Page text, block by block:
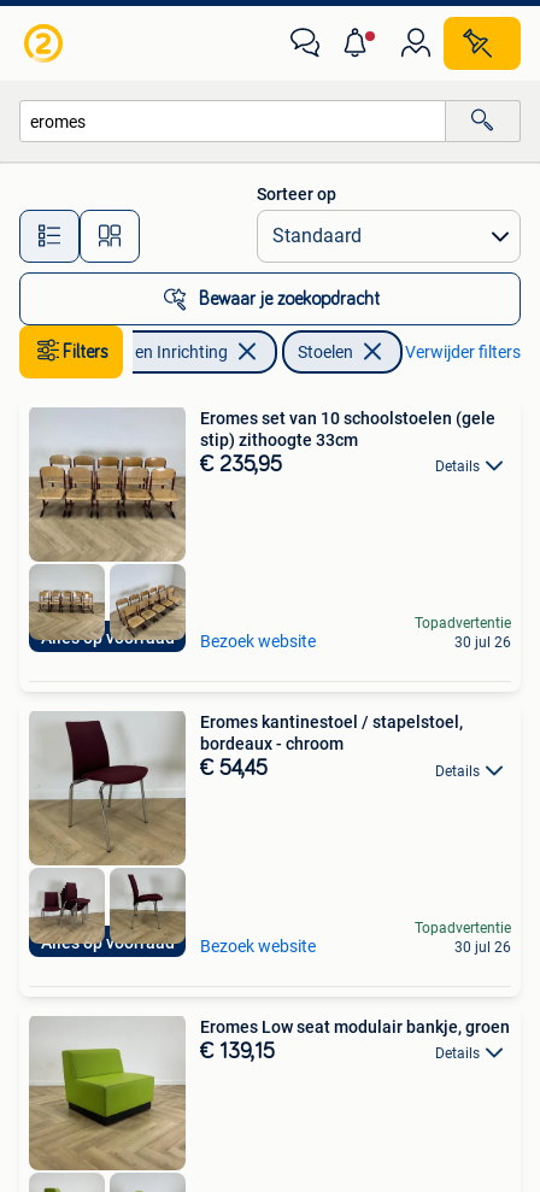
Alle afstanden…
Sorteer op
Bewaar je zoekopdracht
FiltersHuis en Inrichting Stoelen Verwijder filters
Alles op voorraad
Eromes set van 10 schoolstoelen (gele
stip) zithoogte 33cm
€ 235,95 Details
Bezoek website
Topadvertentie
30 jul 26
Alles op voorraad
Eromes kantinestoel / stapelstoel,
bordeaux - chroom
€ 54,45 Details
Bezoek website
Topadvertentie
30 jul 26
Eromes Low seat modulair bankje, groen
€ 139,15 Details